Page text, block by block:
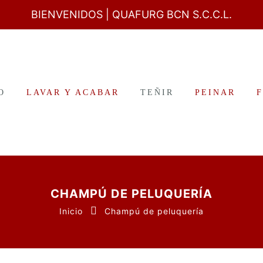
BIENVENIDOS | QUAFURG BCN S.C.C.L.
LAVAR Y ACABAR TEÑIR PEINAR
CHAMPÚ DE PELUQUERÍA
Inicio Champú de peluquería